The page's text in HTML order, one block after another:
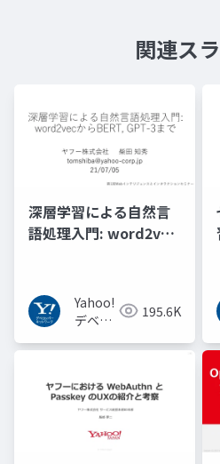
関連ス
深層学習による自然言
語処理入門: word2vec
Yahoo!
デベロ
ネット
195.6K